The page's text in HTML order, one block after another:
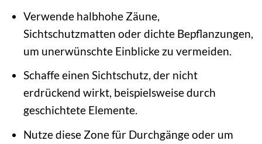
Verwende halbhohe Zäune,
Sichtschutzmatten oder dichte Bepflanzungen,
um unerwünschte Einblicke zu vermeiden.
Schaffe einen Sichtschutz, der nicht
erdrückend wirkt, beispielsweise durch
geschichtete Elemente.
Nutze diese Zone für Durchgänge oder um